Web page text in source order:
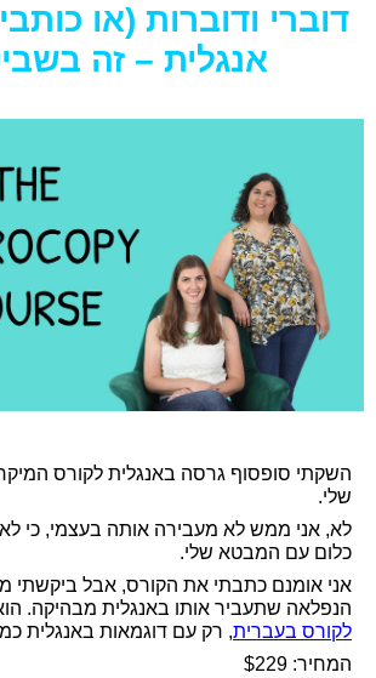
דוברי ודוברות (או
אנגלית – זה
השקתי סופסוף גרסה באנגלית לקורס
שלי.
לא, אני ממש לא מעבירה אותה בעצמי, כי לא
כלום עם המבטא שלי.
אני אומנם כתבתי את הקורס, אבל ביקשתי
הנפלאה שתעביר אותו באנגלית מבהיקה.
לקורס בעברית, רק עם דוגמאות באנגלית
המחיר: $229